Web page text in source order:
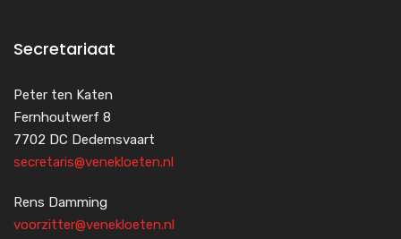
Secretariaat
Peter ten Katen
Fernhoutwerf 8
7702 DC Dedemsvaart
secretaris@venekloeten.nl
Rens Damming
voorzitter@venekloeten.nl